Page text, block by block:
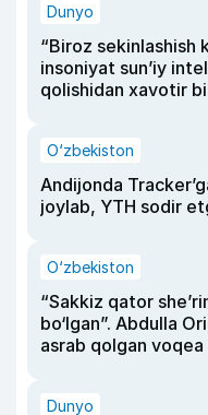
Dunyo
“Biroz sekinlashish
insoniyat sun’iy
qolishidan xavotir
O‘zbekiston
Andijonda
joylab, YTH sodir
O‘zbekiston
“Sakkiz qator
bo‘lgan”. Abdulla
asrab qolgan voqea
Dunyo